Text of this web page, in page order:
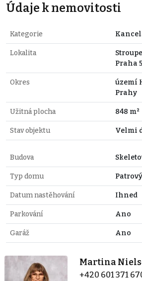
Údaje k nemovitosti
Kategorie
Lokalita
Praha
Okres
území
Prahy
Užitná plocha 848 m²
Stav objektu Velmi
Budova
Typ domu Patrový
Datum nastěhování Ihned
Parkování Ano
Garáž Ano
Martina
+420 601 371